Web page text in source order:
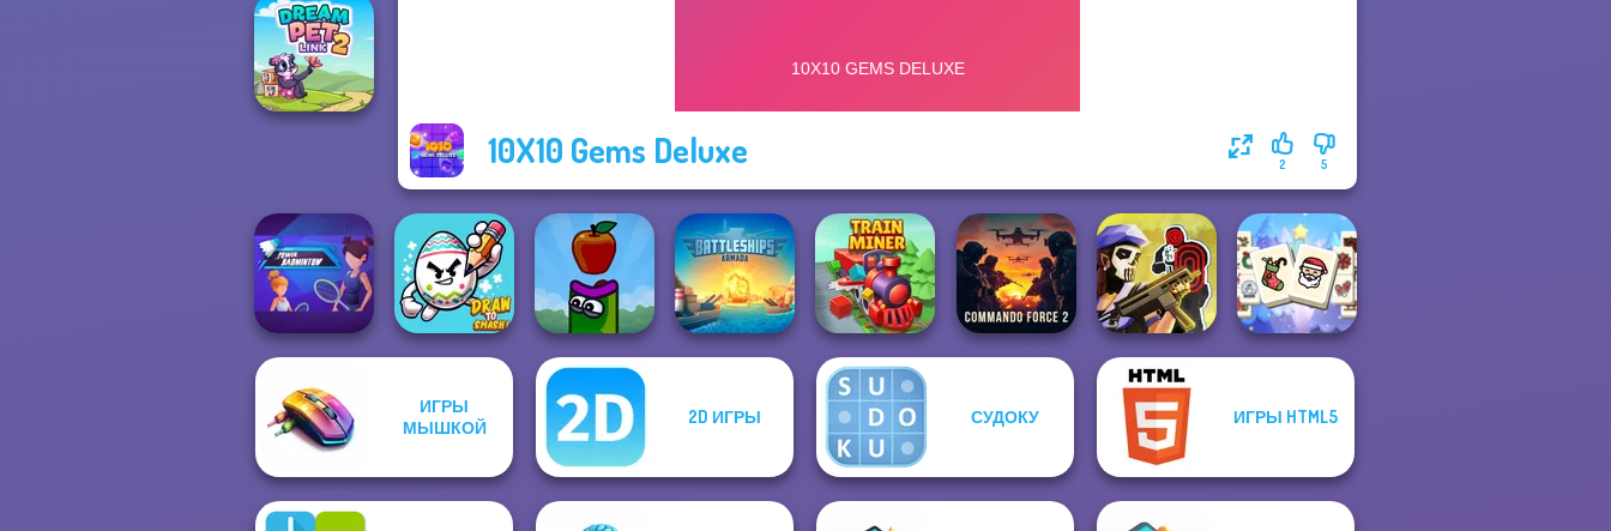
10X10 Gems Deluxe 5
2
Balloon Match 3D
Dream Pet Link 2
Power
Badminton
Draw To Smash! Apple Worm
Battleships
Train Miner
Commando
Tom Clancy's
Shootout
Christmas
ИГРЫ
МЫШКОЙ
2D ИГРЫ СУДОКУ ИГРЫ HTML5